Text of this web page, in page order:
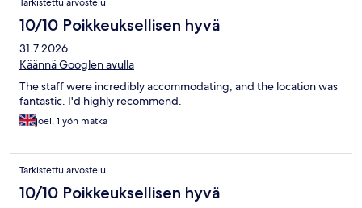
Tarkistettu arvostelu
10/10 Poikkeuksellisen hyvä
31.7.2026
Käännä Googlen avulla
The staff were incredibly accommodating, and the location was
fantastic. I'd highly recommend.
joel, 1 yön matka
Tarkistettu arvostelu
10/10 Poikkeuksellisen hyvä